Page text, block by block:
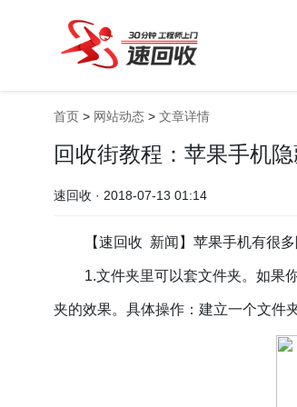
首页 > 网站动态 > 文章详情
回收街教程：苹果手机
速回收 · 2018-07-13 01:14
【速回收 新闻】苹果手机有很
1.文件夹里可以套文件夹。如果
夹的效果。具体操作： 建立一个文件